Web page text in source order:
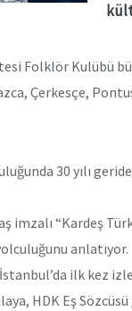
Folklör Kulübü
Çerkesçe,
30 yılı geride
imzalı “Kardeş
anlatıyor.
ilk kez
HDK Eş